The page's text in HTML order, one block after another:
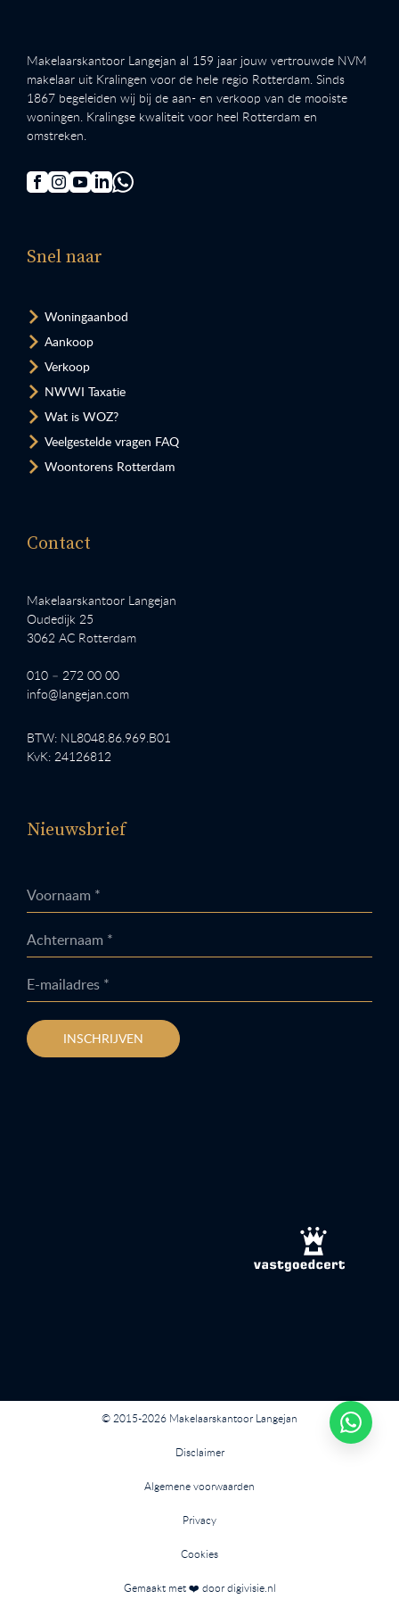
Makelaarskantoor Langejan al 159 jaar jouw vertrouwde NVM
makelaar uit Kralingen voor de hele regio Rotterdam. Sinds
1867 begeleiden wij bij de aan- en verkoop van de mooiste
woningen. Kralingse kwaliteit voor heel Rotterdam en
omstreken.
Snel naar
Woningaanbod
Aankoop
Verkoop
NWWI Taxatie
Wat is WOZ?
Veelgestelde vragen FAQ
Woontorens Rotterdam
Contact
Makelaarskantoor Langejan
Oudedijk 25
3062 AC Rotterdam
010 – 272 00 00
info@langejan.com
BTW: NL8048.86.969.B01
KvK: 24126812
Nieuwsbrief
Voornaam *
Achternaam *
E-mailadres *
INSCHRIJVEN
© 2015-2026 Makelaarskantoor Langejan
Disclaimer
Algemene voorwaarden
Privacy
Cookies
Gemaakt met ❤️ door digivisie.nl